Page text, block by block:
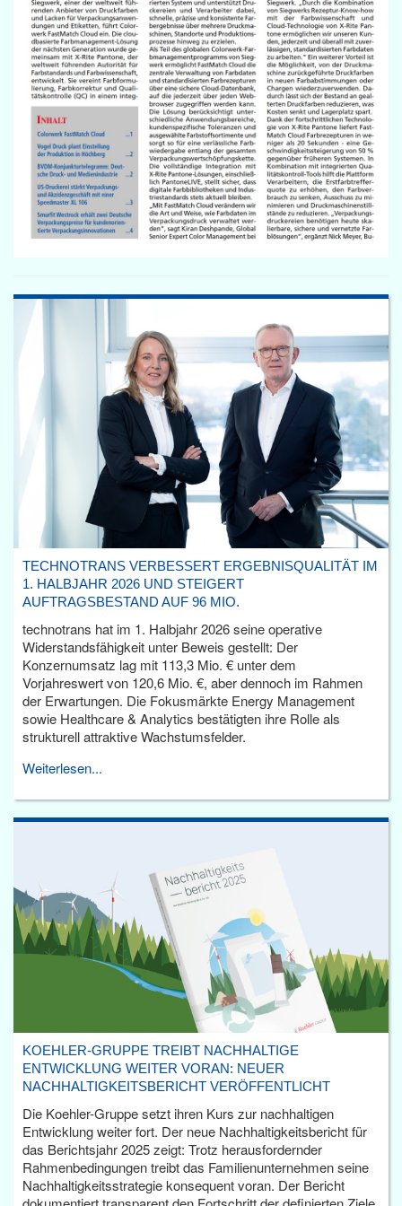
TECHNOTRANS VERBESSERT ERGEBNISQUALITÄT IM
1. HALBJAHR 2026 UND STEIGERT
AUFTRAGSBESTAND AUF 96 MIO.
technotrans hat im 1. Halbjahr 2026 seine operative
Widerstandsfähigkeit unter Beweis gestellt: Der
Konzernumsatz lag mit 113,3 Mio. € unter dem
Vorjahreswert von 120,6 Mio. €, aber dennoch im Rahmen
der Erwartungen. Die Fokusmärkte Energy Management
sowie Healthcare & Analytics bestätigten ihre Rolle als
strukturell attraktive Wachstumsfelder.
Weiterlesen...
KOEHLER-GRUPPE TREIBT NACHHALTIGE
ENTWICKLUNG WEITER VORAN: NEUER
NACHHALTIGKEITSBERICHT VERÖFFENTLICHT
Die Koehler-Gruppe setzt ihren Kurs zur nachhaltigen
Entwicklung weiter fort. Der neue Nachhaltigkeitsbericht für
das Berichtsjahr 2025 zeigt: Trotz herausfordernder
Rahmenbedingungen treibt das Familienunternehmen seine
Nachhaltigkeitsstrategie konsequent voran. Der Bericht